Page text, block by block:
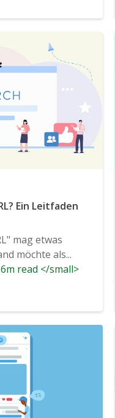
Ein Leitfaden
mag etwas
möchte als...
read </small>